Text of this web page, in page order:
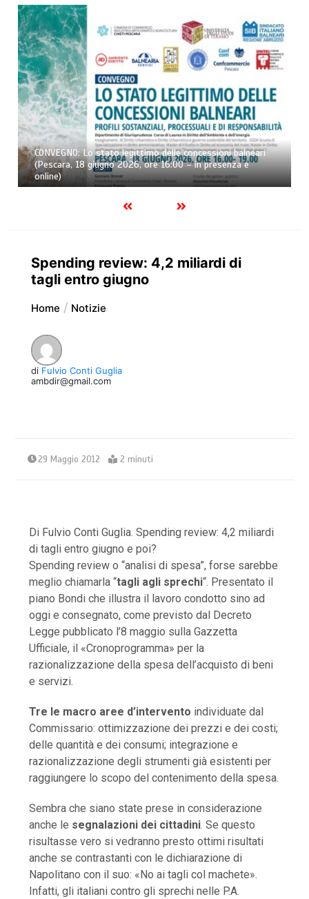
CONVEGNO: Lo stato legittimo delle concessioni balneari
(Pescara, 18 giugno 2026, ore 16:00 – in presenza e
online)
Spending review: 4,2 miliardi di
tagli entro giugno
Home Notizie
di Fulvio Conti Guglia
ambdir@gmail.com
29 Maggio 2012 2 minuti
Di Fulvio Conti Guglia. Spending review: 4,2 miliardi
di tagli entro giugno e poi?
Spending review o “analisi di spesa”, forse sarebbe
meglio chiamarla “tagli agli sprechi“. Presentato il
piano Bondi che illustra il lavoro condotto sino ad
oggi e consegnato, come previsto dal Decreto
Legge pubblicato l’8 maggio sulla Gazzetta
Ufficiale, il «Cronoprogramma» per la
razionalizzazione della spesa dell’acquisto di beni
e servizi.
Tre le macro aree d’intervento individuate dal
Commissario: ottimizzazione dei prezzi e dei costi;
delle quantità e dei consumi; integrazione e
razionalizzazione degli strumenti già esistenti per
raggiungere lo scopo del contenimento della spesa.
Sembra che siano state prese in considerazione
anche le segnalazioni dei cittadini. Se questo
risultasse vero si vedranno presto ottimi risultati
anche se contrastanti con le dichiarazione di
Napolitano con il suo: «No ai tagli col machete».
Infatti, gli italiani contro gli sprechi nelle P.A.